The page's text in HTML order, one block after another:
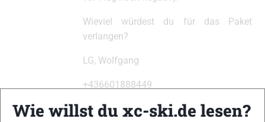
Wieviel würdest du für das Paket
verlangen?
LG, Wolfgang
+436601888449
Wie willst du xc-ski.de lesen?